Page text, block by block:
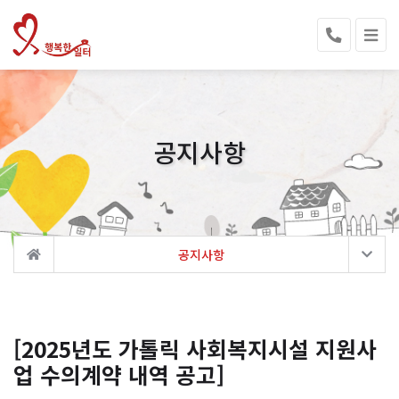
공지사항
공지사항
[2025년도 가톨릭 사회복지시설 지원사
업 수의계약 내역 공고]